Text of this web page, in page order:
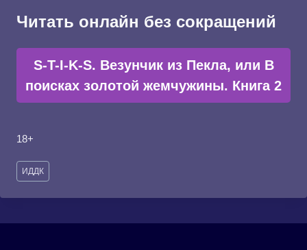
Читать онлайн без сокращений
S-T-I-K-S. Везунчик из Пекла, или В
поисках золотой жемчужины. Книга 2
18+
Метки
записи:
ИДДК